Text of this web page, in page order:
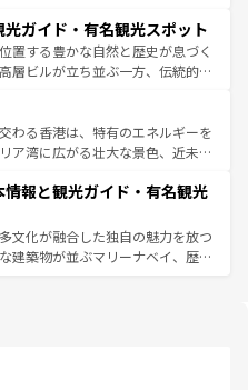
てみてほしい。 なお、新着の韓国情報はコンテンツ一
息づく。ハノイの古い町並みやホ
治時代の建物も、独特の雰囲気を
バラエティの豊かさとおいしさで
ー、ベトナムコーヒーなどは、ぜ
の地域を訪れてもあたたかい人々
ので、きっと忘れられない旅にな
ガイド・有名観光スポット
置する豊かな自然と歴史が息づく
層ビルが立ち並ぶ一方、伝統的な
北部ではチェンマイなどの山岳地
部ではプーケットやクラビの美し
を楽しむことができる。タイ料理
暖で、どの季節にも異なる楽しみ
すいタイの人々、仏教を中心とし
光資源が、訪れる旅人を魅了し続
タイ情報はコンテンツ一覧を参照して
わる香港は、特有のエネルギーを
ア湾に広がる壮大な景色、近未来
するはず。観光スポットが密集し
ろを回れるのも魅力。息をのむよ
験まで、香港を存分に楽しみ尽く
港情報はコンテンツ一覧を参照して
報と観光ガイド・有名観光
文化が融合した独自の魅力を放つ
建築物が並ぶマリーナベイ、歴史
風情を楽しめる外せないスポット